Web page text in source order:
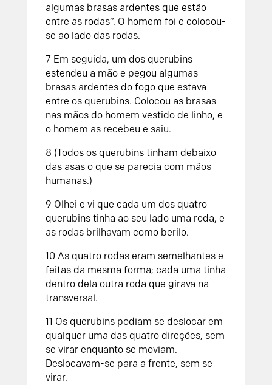
algumas brasas ardentes que estão
entre as rodas”. O homem foi e colocou-
se ao lado das rodas.
7 Em seguida, um dos querubins
estendeu a mão e pegou algumas
brasas ardentes do fogo que estava
entre os querubins. Colocou as brasas
nas mãos do homem vestido de linho, e
o homem as recebeu e saiu.
8 (Todos os querubins tinham debaixo
das asas o que se parecia com mãos
humanas.)
9 Olhei e vi que cada um dos quatro
querubins tinha ao seu lado uma roda, e
as rodas brilhavam como berilo.
10 As quatro rodas eram semelhantes e
feitas da mesma forma; cada uma tinha
dentro dela outra roda que girava na
transversal.
11 Os querubins podiam se deslocar em
qualquer uma das quatro direções, sem
se virar enquanto se moviam.
Deslocavam-se para a frente, sem se
virar.